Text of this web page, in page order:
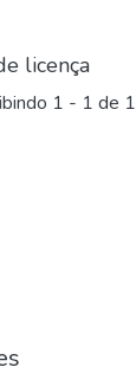
licença
1 - 1 de 1